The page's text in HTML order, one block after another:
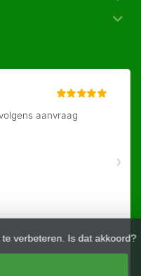
verbeteren. Is dat akkoord?